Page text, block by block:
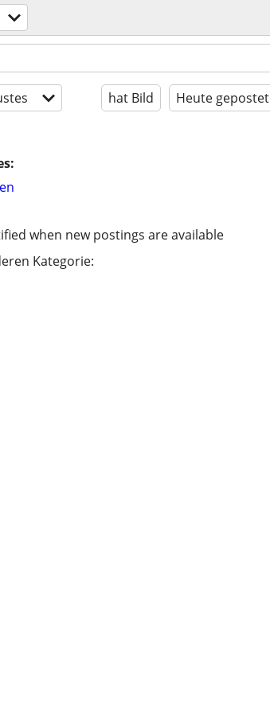
hat Bild Heute gepostet
when new postings are available
Kategorie: